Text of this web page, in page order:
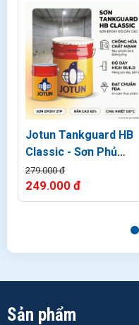
Trình Nào?
Jotun Tankguard HB
Classic - Sơn Phủ
Epoxy Lòng bồn xăng
dầu
279.000 đ
249.000 đ
Sản phẩm